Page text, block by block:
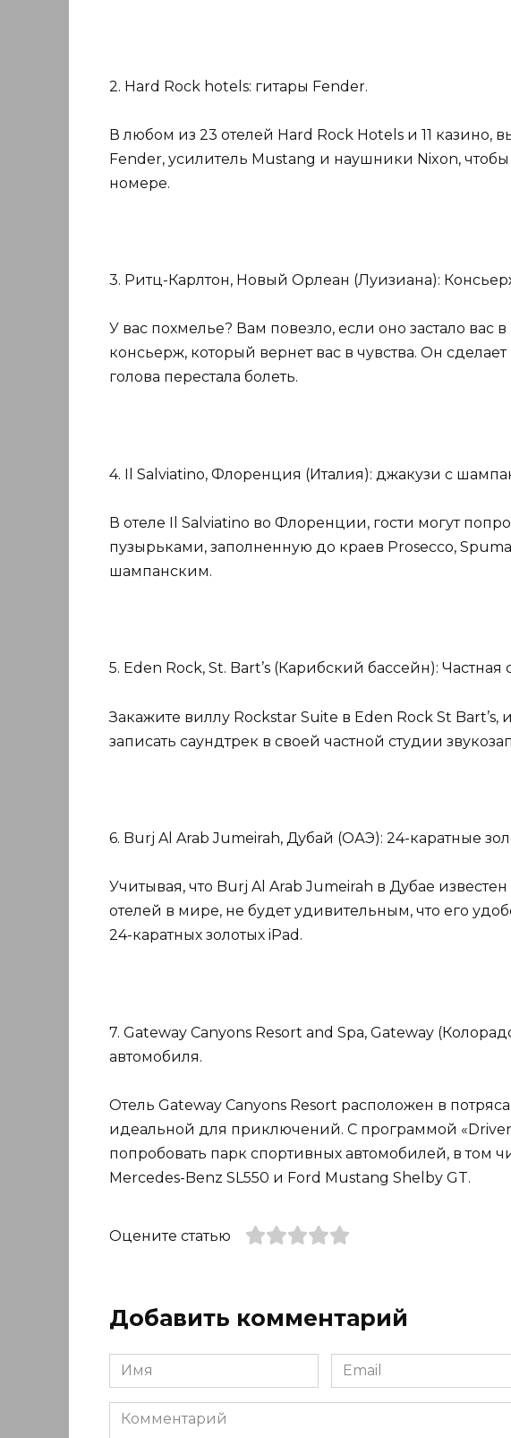
2. Hard Rock hotels: гитары Fender.
В любом из 23 отелей Hard Rock Hotels и 11 казино,
Fender, усилитель Mustang и наушники Nixon,
номере.
3. Ритц-Карлтон, Новый Орлеан (Луизиана):
У вас похмелье? Вам повезло, если оно застало вас
консьерж, который вернет вас в чувства. Он
голова перестала болеть.
4. Il Salviatino, Флоренция (Италия): джакузи с
В отеле Il Salviatino во Флоренции, гости могут
пузырьками, заполненную до краев Prosecco,
шампанским.
5. Eden Rock, St. Bart’s (Карибский бассейн): Частная
Закажите виллу Rockstar Suite в Eden Rock St Bart’s,
записать саундтрек в своей частной студии
6. Burj Al Arab Jumeirah, Дубай (ОАЭ): 24-каратные
Учитывая, что Burj Al Arab Jumeirah в Дубае
отелей в мире, не будет удивительным, что его
24-каратных золотых iPad.
7. Gateway Canyons Resort and Spa, Gateway
автомобиля.
Отель Gateway Canyons Resort расположен в
идеальной для приключений. С программой «Driven
попробовать парк спортивных автомобилей, в том
Mercedes-Benz SL550 и Ford Mustang Shelby GT.
Оцените статью
Добавить комментарий
Имя
*
Email
*
Комментарий